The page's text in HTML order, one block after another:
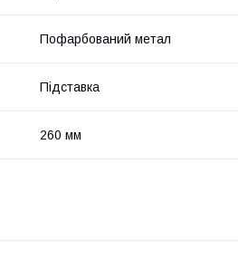
Пофарбований метал
Підставка
260 мм